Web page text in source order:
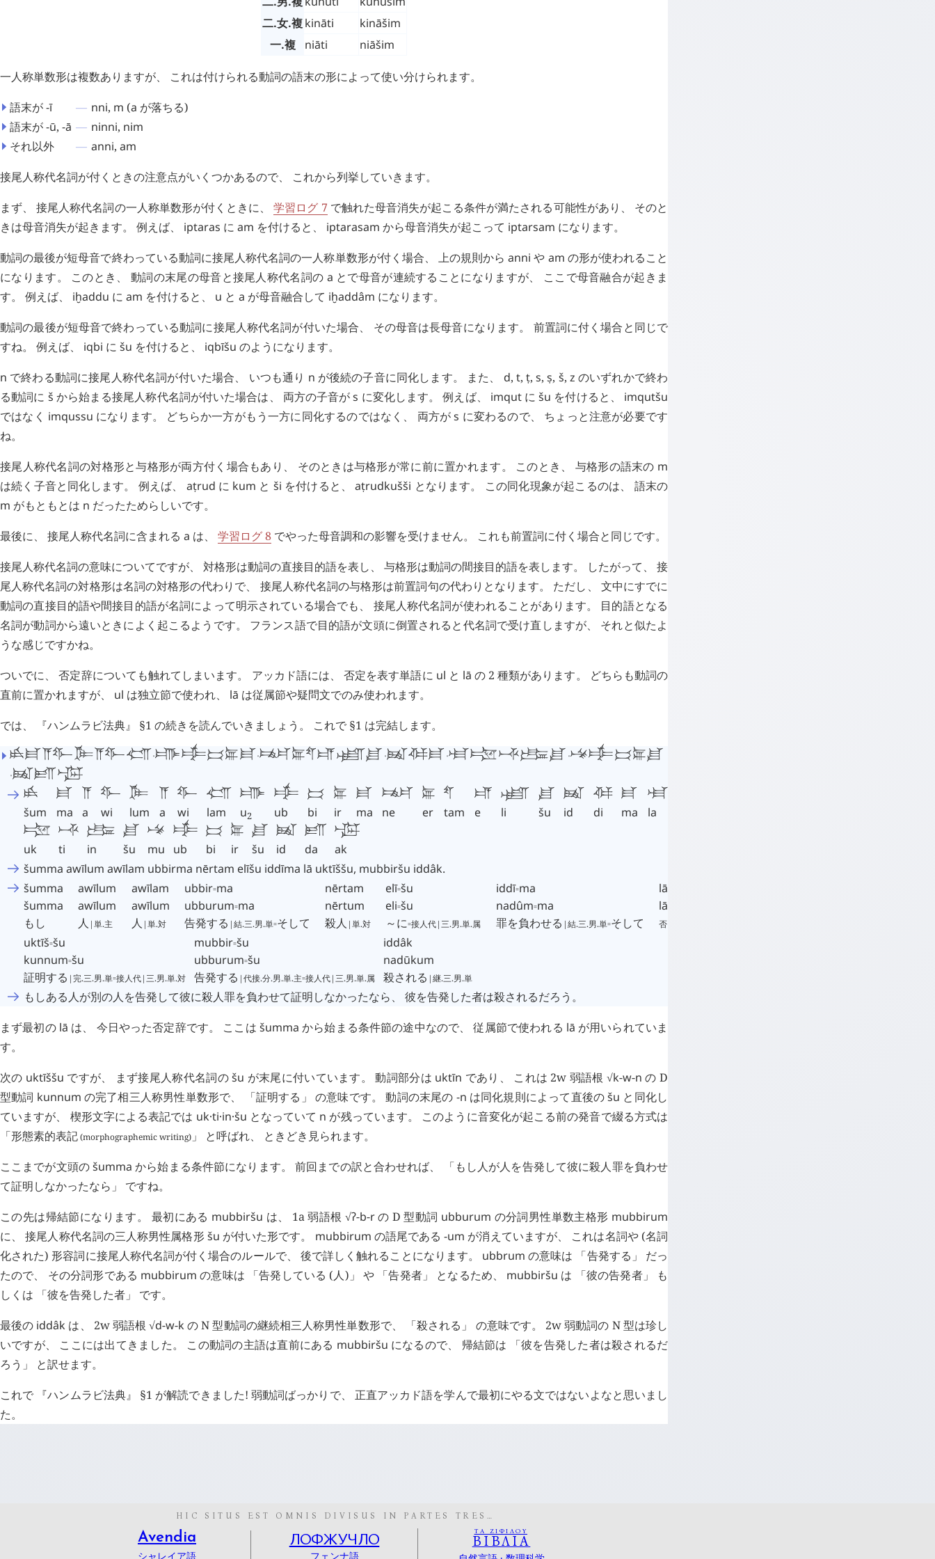
二.女.複kināti
kināšim
一.複
niāti niāšim
一人称単数形は複数ありますが、 これは付けられる動詞の語末の形によって使い分けられます。
語末が-ī nni, m (a が落ちる)
語末が-ū, -ā ninni, nim
それ以外
anni, am
接尾人称代名詞が付くときの注意点がいくつかあるので、 これから列挙していきます。
まず、 接尾人称代名詞の一人称単数形が付くときに、学習ログ 7 で触れた母音消失が起こる条件が満たされる可能性があり、 そのと
きは母音消失が起きます。 例えば、 iptaras に am を付けると、 iptarasam から母音消失が起こって iptarsam になります。
動詞の最後が短母音で終わっている動詞に接尾人称代名詞の一人称単数形が付く場合、 上の規則からanni や am の形が使われること
になります。 このとき、 動詞の末尾の母音と接尾人称代名詞の a とで母音が連続することになりますが、 ここで母音融合が起きま
す。 例えば、 iḫaddu に am を付けると、 u と a が母音融合して iḫaddâm になります。
動詞の最後が短母音で終わっている動詞に接尾人称代名詞が付いた場合、 その母音は長母音になります。 前置詞に付く場合と同じで
すね。 例えば、 iqbi に šu を付けると、 iqbīšu のようになります。
n で終わる動詞に接尾人称代名詞が付いた場合、 いつも通り n が後続の子音に同化します。 また、 d, t,ṭ,s,ṣ, š, z のいずれかで終わ
る動詞に š から始まる接尾人称代名詞が付いた場合は、 両方の子音がs に変化します。 例えば、 imqutにšu を付けると、 imqutšu
ではなく imqussu になります。 どちらか一方がもう一方に同化するのではなく、 両方がs に変わるので、 ちょっと注意が必要です
ね。
接尾人称代名詞の対格形と与格形が両方付く場合もあり、 そのときは与格形が常に前に置かれます。 このとき、 与格形の語末の m
は続く子音と同化します。 例えば、 aṭrud に kum と ši を付けると、aṭrudkušši となります。 この同化現象が起こるのは、 語末の
m がもともとは n だったためらしいです。
最後に、 接尾人称代名詞に含まれる a は、 学習ログ 8 でやった母音調和の影響を受けません。 これも前置詞に付く場合と同じです。
接尾人称代名詞の意味についてですが、 対格形は動詞の直接目的語を表し、 与格形は動詞の間接目的語を表します。 したがって、 接
尾人称代名詞の対格形は名詞の対格形の代わりで、 接尾人称代名詞の与格形は前置詞句の代わりとなります。 ただし、 文中にすでに
動詞の直接目的語や間接目的語が名詞によって明示されている場合でも、 接尾人称代名詞が使われることがあります。 目的語となる
名詞が動詞から遠いときによく起こるようです。 フランス語で目的語が文頭に倒置されると代名詞で受け直しますが、 それと似たよ
うな感じですかね。
ついでに、 否定辞についても触れてしまいます。 アッカド語には、 否定を表す単語に ul と lā の 2 種類があります。 どちらも動詞の
直前に置かれますが、 ul は独立節で使われ、 lā は従属節や疑問文でのみ使われます。
では、 『ハンムラビ法典』 §1 の続きを読んでいきましょう。 これで §1 は完結します。
𒋳𒈠𒀀𒉿𒈝𒀀𒉿𒇴 𒌑𒌒𒁉𒅕𒈠 𒉈𒅕𒌓𒂊𒇷𒋗 𒀉𒁲𒈠 𒆷𒊌𒋾𒅔𒋗 𒈬𒌒𒁉𒅕𒋗
𒀉𒁕𒀝
𒋳
šum
𒈠
ma
𒀀
a
𒉿
wi
𒈝
lum
𒀀
a
𒉿
wi
𒇴
lam
𒌑
u2
𒌒
ub
𒁉
bi
𒅕
ir
𒈠
ma
𒉈
ne
𒅕
er
𒌓
tam
𒂊
e
𒇷
li
𒋗
šu
𒀉
id
𒁲
di
𒈠
ma
𒆷
la
𒊌
uk
𒋾
ti
𒅔
in
𒋗
šu
𒈬
mu
𒌒
ub
𒁉
bi
𒅕
ir
𒋗
šu
𒀉
id
𒁕
da
𒀝
ak
šumma awīlum awīlam ubbirma nērtam elīšu iddīma lā uktīššu, mubbiršu iddâk.
šumma
šumma
もし
awīlum
awīlum
人 |単.主
awīlam
awīlum
人 |単.対
ubbir⹀ma
ubburum⹀ma
告発する |結.三.男.単⹀そして
nērtam
nērtum
殺人 |単.対
elī⹀šu
eli⹀šu
～に⹀接人代|三.男.単.属
iddī⹀ma
nadûm⹀ma
罪を負わせる |結.三.男.単⹀そして
lā
lā
否
uktīš⹀šu
kunnum⹀šu
証明する |完.三.男.単⹀接人代|三.男.単.対
mubbir⹀šu
ubburum⹀šu
告発する |代接.分.男.単.主⹀接人代|三.男.単.属
iddâk
nadūkum
殺される |継.三.男.単
もしある人が別の人を告発して彼に殺人罪を負わせて証明しなかったなら、 彼を告発した者は殺されるだろう。
まず最初の lā は、 今日やった否定辞です。 ここは šumma から始まる条件節の途中なので、 従属節で使われる lā が用いられていま
す。
次の uktīššu ですが、 まず接尾人称代名詞のšu が末尾に付いています。 動詞部分は uktīn であり、 これは 2w 弱語根 √k-w-n の D
型動詞 kunnum の完了相三人称男性単数形で、 「証明する」 の意味です。 動詞の末尾の -n は同化規則によって直後のšu と同化し
ていますが、 楔形文字による表記では uk·ti·in·šu となっていて n が残っています。 このように音変化が起こる前の発音で綴る方式は
「形態素的表記(morphographemic writing) 」 と呼ばれ、 ときどき見られます。
ここまでが文頭のšumma から始まる条件節になります。 前回までの訳と合わせれば、 「もし人が人を告発して彼に殺人罪を負わせ
て証明しなかったなら」 ですね。
この先は帰結節になります。 最初にある mubbiršu は、 1a 弱語根 √ʔ-b-rの D 型動詞 ubburum の分詞男性単数主格形 mubbirum
に、 接尾人称代名詞の三人称男性属格形šu が付いた形です。 mubbirum の語尾である-um が消えていますが、 これは名詞や (名詞
化された) 形容詞に接尾人称代名詞が付く場合のルールで、 後で詳しく触れることになります。 ubbrum の意味は 「告発する」 だっ
たので、 その分詞形である mubbirum の意味は 「告発している (人)」 や 「告発者」 となるため、 mubbiršu は 「彼の告発者」 も
しくは 「彼を告発した者」 です。
最後の iddâk は、 2w 弱語根 √d-w-k の N 型動詞の継続相三人称男性単数形で、 「殺される」 の意味です。 2w 弱動詞の N 型は珍し
いですが、 ここには出てきました。 この動詞の主語は直前にある mubbiršu になるので、 帰結節は 「彼を告発した者は殺されるだ
ろう」 と訳せます。
これで 『ハンムラビ法典』 §1 が解読できました! 弱動詞ばっかりで、 正直アッカド語を学んで最初にやる文ではないよなと思いまし
た。
HIC SITUS EST OMNIS DIVISUS IN PARTES TRES…
Avendia
シャレイア語
ЛОФЖУЧЛО
フェンナ語
ΤΑ ΖΙΦΙΛΟΥ
ΒΙΒΛΙΑ